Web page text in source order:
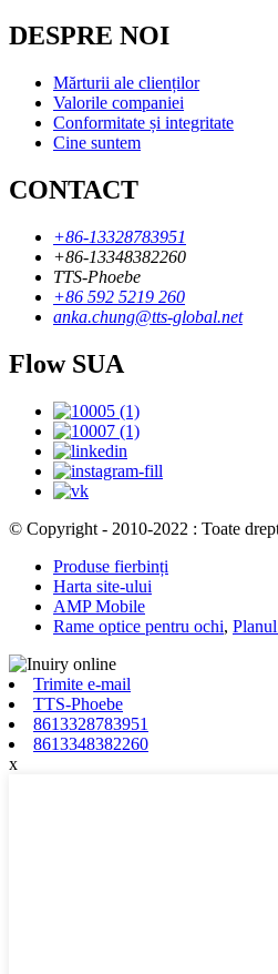
DESPRE NOI
Mărturii ale clienților
Valorile companiei
Conformitate și integritate
Cine suntem
CONTACT
+86-13328783951
+86-13348382260
TTS-Phoebe
+86 592 5219 260
anka.chung@tts-global.net
Flow SUA
© Copyright - 2010-2022 : Toate
Produse fierbinți
Harta site-ului
AMP Mobile
Rame optice pentru ochi,
Trimite e-mail
TTS-Phoebe
8613328783951
8613348382260
x